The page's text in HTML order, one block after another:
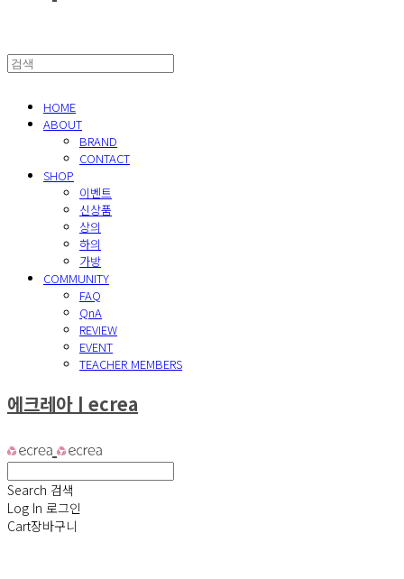
HOME
ABOUT
BRAND
CONTACT
SHOP
이벤트
신상품
상의
하의
가방
COMMUNITY
FAQ
QnA
REVIEW
EVENT
TEACHER MEMBERS
에크레아ㅣecrea
Search 검색
Log In 로그인
Cart장바구니